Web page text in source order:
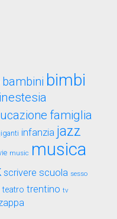
bambini bimbi
famiglia
infanzia jazz
music musica
scrivere scuola sesso
teatro trentino tv